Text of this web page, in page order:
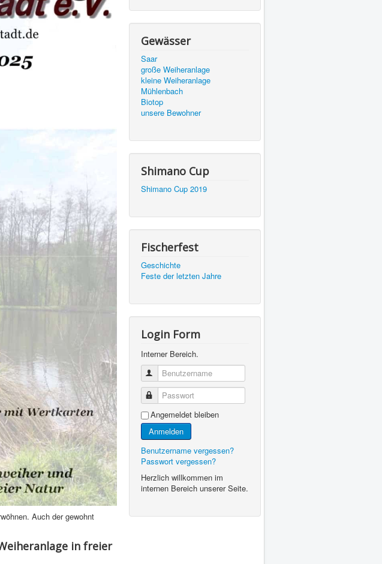
Auch der gewohnt
in freier
Gewässer
Saar
große Weiheranlage
kleine Weiheranlage
Mühlenbach
Biotop
unsere Bewohner
Shimano Cup
Shimano Cup 2019
Fischerfest
Geschichte
Feste der letzten Jahre
Login Form
Interner Bereich.
Benutzername
Passwort
Angemeldet bleiben
Anmelden
Benutzername vergessen?
Passwort vergessen?
Herzlich willkommen im
internen Bereich unserer Seite.